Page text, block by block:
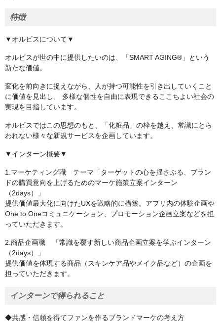
特徴
▼オルビスについて▼
オルビスが世の中に提供したいのは、「SMART AGING®」という
新たな価値。
変化を前向きに捉えながら、人が持つ可能性を引き出していくこと
に価値を見出し、 多様な個性を自由に表現できるここちよい社会の
実現を目指しています。
オルビスではこの思想のもと、「化粧品」の枠を越え、常識にとら
われない様々な新規サービスを企画しています。
▼インターン概要▼
1.マーケティング職 テーマ「ターゲットの心を揺さぶる、ブラン
ドの購買意向を上げるためのマーケ施策立案インターン
（2days）」
提供価値最大化に向けたUXを戦略的に構築。アプリ内の体験企画や
One to Oneコミュニケーション、プロモーション企画立案などを担
っていただきます。
2.商品企画職 「常識を覆す新しい商品企画立案を学ぶインターン
（2days）」
提供価値を体現する商品（スキンケア品やメイク品など）の企画を
担っていただきます。
インターンで得られること
◆共感・信頼を得てファンを作るブランドマーケの考え方